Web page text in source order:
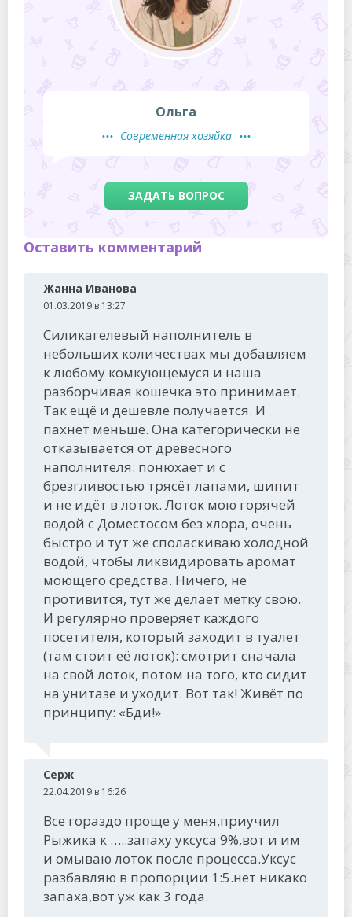
Ольга
Современная хозяйка
ЗАДАТЬ ВОПРОС
Оставить комментарий
Жанна Иванова
01.03.2019 в 13:27
Силикагелевый наполнитель в
небольших количествах мы добавляем
к любому комкующемуся и наша
разборчивая кошечка это принимает.
Так ещё и дешевле получается. И
пахнет меньше. Она категорически не
отказывается от древесного
наполнителя: понюхает и с
брезгливостью трясёт лапами, шипит
и не идёт в лоток. Лоток мою горячей
водой с Доместосом без хлора, очень
быстро и тут же споласкиваю холодной
водой, чтобы ликвидировать аромат
моющего средства. Ничего, не
противится, тут же делает метку свою.
И регулярно проверяет каждого
посетителя, который заходит в туалет
(там стоит её лоток): смотрит сначала
на свой лоток, потом на того, кто сидит
на унитазе и уходит. Вот так! Живёт по
принципу: «Бди!»
Серж
22.04.2019 в 16:26
Все гораздо проще у меня,приучил
Рыжика к …..запаху уксуса 9%,вот и им
и омываю лоток после процесса.Уксус
разбавляю в пропорции 1:5.нет никако
запаха,вот уж как 3 года.